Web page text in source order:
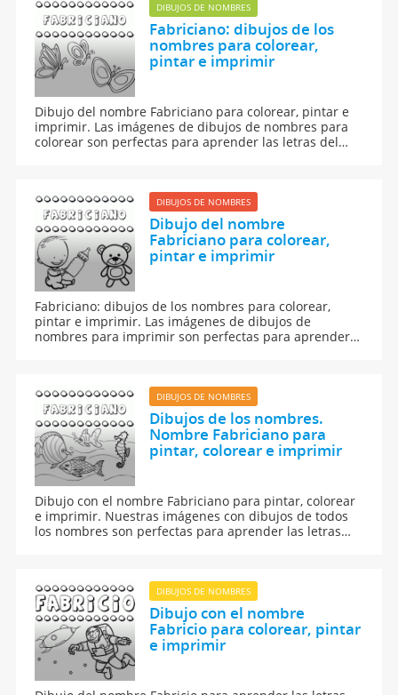
DIBUJOS DE NOMBRES
Fabriciano: dibujos de los
nombres para colorear,
pintar e imprimir
Dibujo del nombre Fabriciano para colorear, pintar e
imprimir. Las imágenes de dibujos de nombres para
colorear son perfectas para aprender las letras del
DIBUJOS DE NOMBRES
Dibujo del nombre
Fabriciano para colorear,
pintar e imprimir
Fabriciano: dibujos de los nombres para colorear,
pintar e imprimir. Las imágenes de dibujos de
nombres para imprimir son perfectas para aprender a
DIBUJOS DE NOMBRES
Dibujos de los nombres.
Nombre Fabriciano para
pintar, colorear e imprimir
Dibujo con el nombre Fabriciano para pintar, colorear
e imprimir. Nuestras imágenes con dibujos de todos
los nombres son perfectas para aprender las letras
DIBUJOS DE NOMBRES
Dibujo con el nombre
Fabricio para colorear, pintar
e imprimir